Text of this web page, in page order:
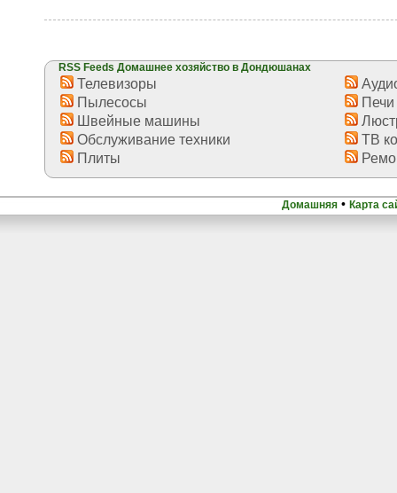
RSS Feeds Домашнее хозяйство в Дондюшанах
Телевизоры
Пылесосы
Печи
Швейные машины
Обслуживание техники
ТВ
Плиты
Домашняя • Карта